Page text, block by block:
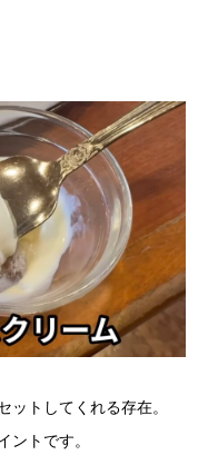
ットしてくれる存在。
ントです。